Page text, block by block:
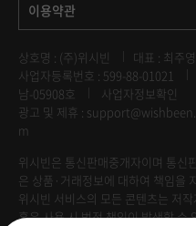
이용약관
상호명 : (주)위시빈 대표 : 최주영
사업자등록번호 : 599-88-01021
남-05908호
사업자정보확인
광고 및 제휴 :
m
위시빈은 통신판매중개자이며 통신
은 상품·거래정보에 대하여 책임을
위시빈 서비스의 모든 콘텐츠는 저
혹은 사용 시 법적 책임이 발생할 수